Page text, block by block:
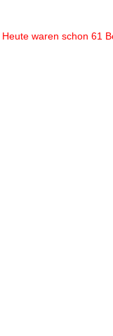
Heute waren schon 61